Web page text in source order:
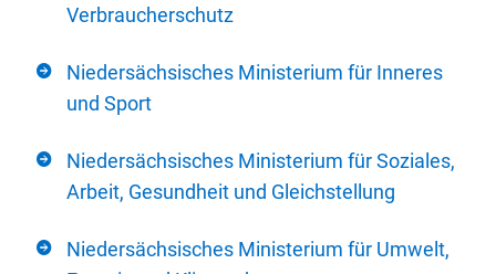
Verbraucherschutz
Niedersächsisches Ministerium für Inneres
und Sport
Niedersächsisches Ministerium für Soziales,
Arbeit, Gesundheit und Gleichstellung
Niedersächsisches Ministerium für Umwelt,